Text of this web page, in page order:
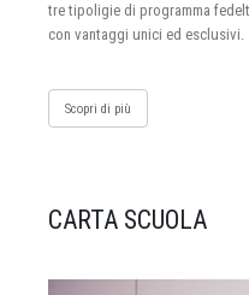
tre tipoligie di programma
con vantaggi unici ed esclusivi.
Scopri di più
CARTA SCUOLA